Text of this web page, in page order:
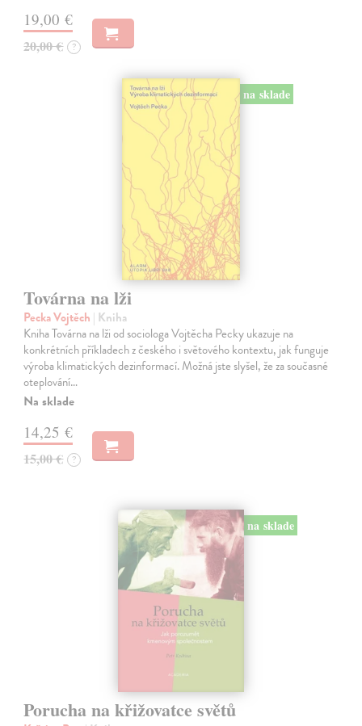
19,00 €
20,00 € ?
na sklade
Továrna na lži
Pecka Vojtěch | Kniha
Kniha Továrna na lži od sociologa Vojtěcha Pecky ukazuje na
konkrétních příkladech z českého i světového kontextu, jak funguje
výroba klimatických dezinformací. Možná jste slyšel, že za současné
oteplování…
Na sklade
14,25 €
15,00 € ?
na sklade
Porucha na křižovatce světů